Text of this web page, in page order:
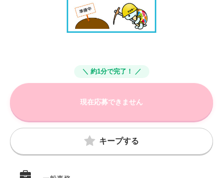
＼ 約1分で完了！ ／
現在応募できません
キープする